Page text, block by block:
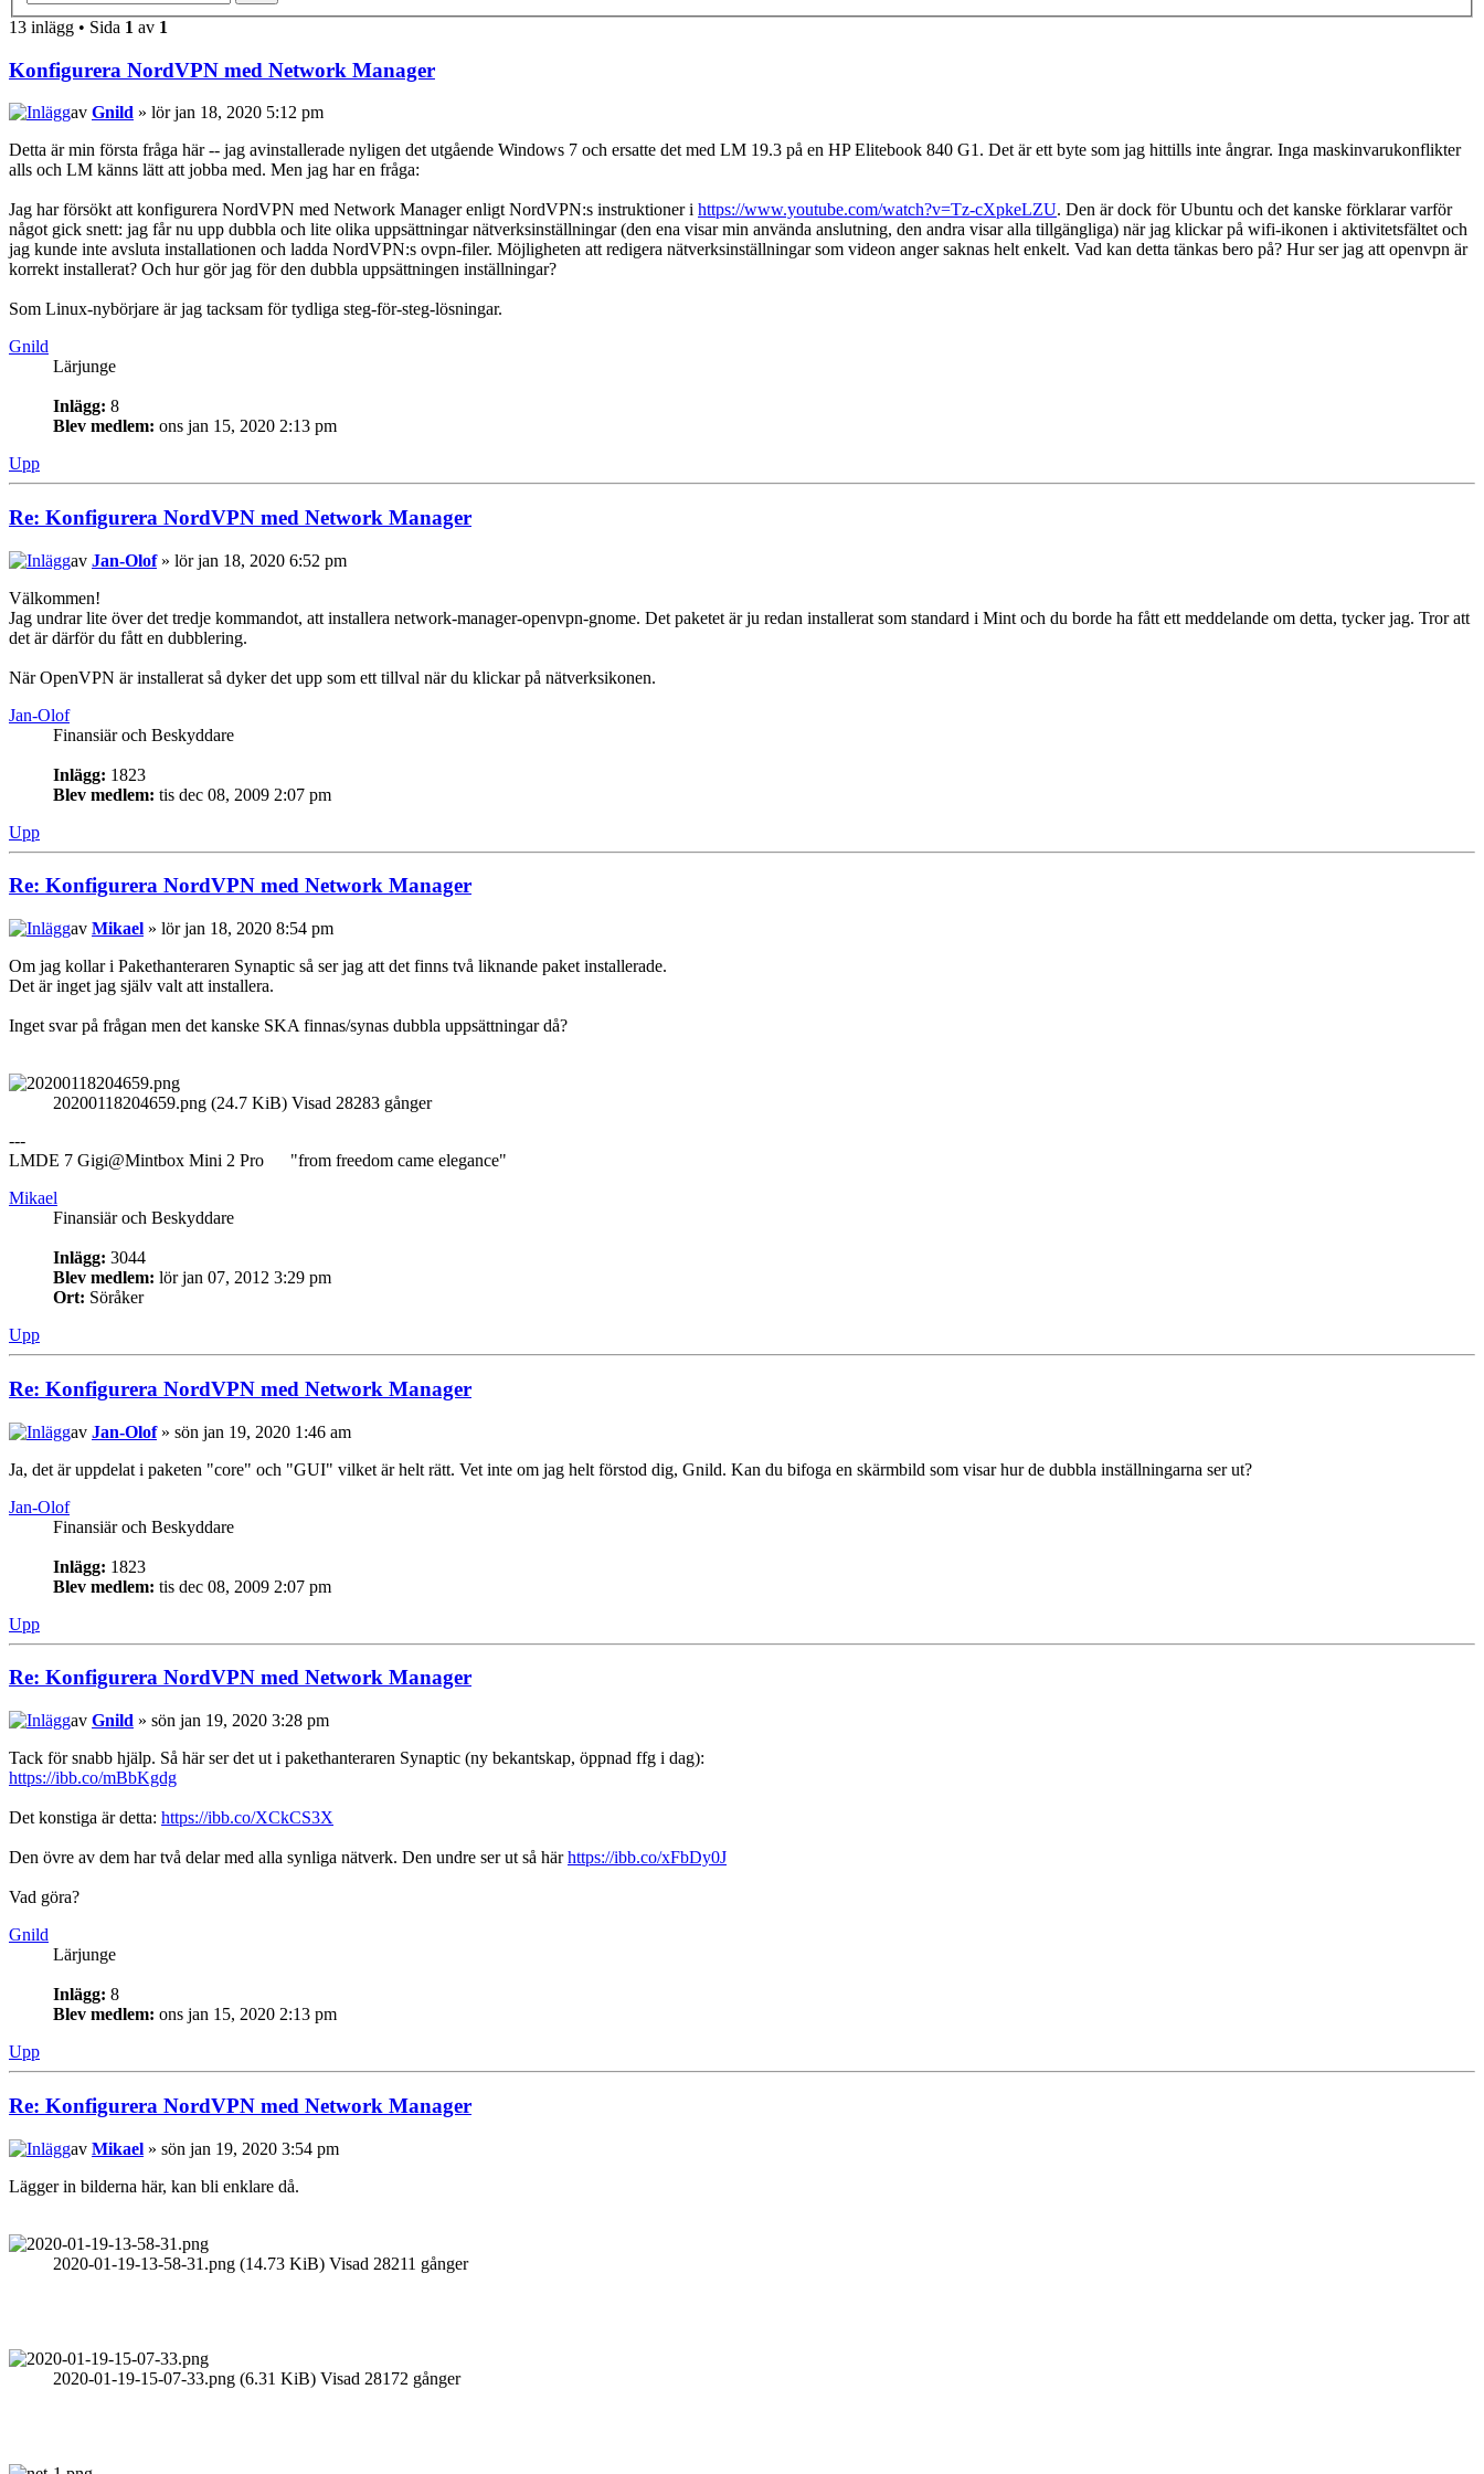
13 inlägg • Sida 1 av 1
Konfigurera NordVPN med Network Manager
av Gnild » lör jan 18, 2020 5:12 pm
Detta är min första fråga här -- jag avinstallerade nyligen det utgående Windows 7 och ersatte det med LM 19.3 på en HP Elitebook 840 G1. Det är ett byte som jag hittills inte ångrar. Inga maskinvarukonflikter
alls och LM känns lätt att jobba med. Men jag har en fråga:
Jag har försökt att konfigurera NordVPN med Network Manager enligt NordVPN:s instruktioner i https://www.youtube.com/watch?v=Tz-cXpkeLZU. Den är dock för Ubuntu och det kanske förklarar varför
något gick snett: jag får nu upp dubbla och lite olika uppsättningar nätverksinställningar (den ena visar min använda anslutning, den andra visar alla tillgängliga) när jag klickar på wifi-ikonen i aktivitetsfältet och
jag kunde inte avsluta installationen och ladda NordVPN:s ovpn-filer. Möjligheten att redigera nätverksinställningar som videon anger saknas helt enkelt. Vad kan detta tänkas bero på? Hur ser jag att openvpn är
korrekt installerat? Och hur gör jag för den dubbla uppsättningen inställningar?
Som Linux-nybörjare är jag tacksam för tydliga steg-för-steg-lösningar.
Gnild
Lärjunge
Inlägg: 8
Blev medlem: ons jan 15, 2020 2:13 pm
Upp
Re: Konfigurera NordVPN med Network Manager
av Jan-Olof» lör jan 18, 2020 6:52 pm
Välkommen!
Jag undrar lite över det tredje kommandot, att installera network-manager-openvpn-gnome. Det paketet är ju redan installerat som standard i Mint och du borde ha fått ett meddelande om detta, tycker jag. Tror att
det är därför du fått en dubblering.
När OpenVPN är installerat så dyker det upp som ett tillval när du klickar på nätverksikonen.
Jan-Olof
Finansiär och Beskyddare
Inlägg: 1823
Blev medlem: tis dec 08, 2009 2:07 pm
Upp
Re: Konfigurera NordVPN med Network Manager
av Mikael » lör jan 18, 2020 8:54 pm
Om jag kollar i Pakethanteraren Synaptic så ser jag att det finns två liknande paket installerade.
Det är inget jag själv valt att installera.
Inget svar på frågan men det kanske SKA finnas/synas dubbla uppsättningar då?
20200118204659.png (24.7 KiB) Visad 28283 gånger
---
LMDE 7 Gigi@Mintbox Mini 2 Pro "from freedom came elegance"
Mikael
Finansiär och Beskyddare
Inlägg: 3044
Blev medlem: lör jan 07, 2012 3:29 pm
Ort: Söråker
Upp
Re: Konfigurera NordVPN med Network Manager
av Jan-Olof» sön jan 19, 2020 1:46 am
Ja, det är uppdelat i paketen "core" och "GUI" vilket är helt rätt. Vet inte om jag helt förstod dig, Gnild. Kan du bifoga en skärmbild som visar hur de dubbla inställningarna ser ut?
Jan-Olof
Finansiär och Beskyddare
Inlägg: 1823
Blev medlem: tis dec 08, 2009 2:07 pm
Upp
Re: Konfigurera NordVPN med Network Manager
av Gnild » sön jan 19, 2020 3:28 pm
Tack för snabb hjälp. Så här ser det ut i pakethanteraren Synaptic (ny bekantskap, öppnad ffg i dag):
https://ibb.co/mBbKgdg
Det konstiga är detta: https://ibb.co/XCkCS3X
Den övre av dem har två delar med alla synliga nätverk. Den undre ser ut så härhttps://ibb.co/xFbDy0J
Vad göra?
Gnild
Lärjunge
Inlägg: 8
Blev medlem: ons jan 15, 2020 2:13 pm
Upp
Re: Konfigurera NordVPN med Network Manager
av Mikael » sön jan 19, 2020 3:54 pm
Lägger in bilderna här, kan bli enklare då.
2020-01-19-13-58-31.png (14.73 KiB) Visad 28211 gånger
2020-01-19-15-07-33.png (6.31 KiB) Visad 28172 gånger